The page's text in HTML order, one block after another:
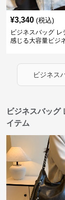
¥3,340 (税込)
ビジネスバッグ レ
感じる大容量ビジ
ビジネス
ビジネスバッグ
イテム